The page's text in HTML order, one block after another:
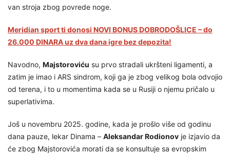
van stroja zbog povrede noge.
Meridian sport ti donosi NOVI BONUS DOBRODOŠLICE – do
26.000 DINARA uz dva dana igre bez depozita!
Navodno, Majstoroviću su prvo stradali ukršteni ligamenti, a
zatim je imao i ARS sindrom, koji ga je zbog velikog bola odvojio
od terena, i to u momentima kada se u Rusiji o njemu pričalo u
superlativima.
Još u novembru 2025. godine, kada je prošlo više od godinu
dana pauze, lekar Dinama – Aleksandar Rodionov je izjavio da
će zbog Majstorovića morati da se konsultuje sa evropskim